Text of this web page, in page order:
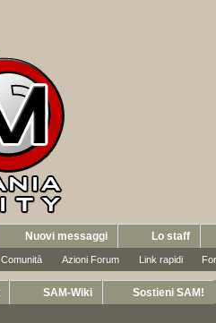
Comunità Azioni Forum Link rapidi
Nuovi messaggi Lo staff
SAM-Wiki Sostieni SAM!